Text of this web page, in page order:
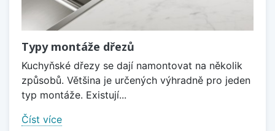
Typy montáže dřezů
Kuchyňské dřezy se dají namontovat na několik
způsobů. Většina je určených výhradně pro jeden
typ montáže. Existují...
Číst více